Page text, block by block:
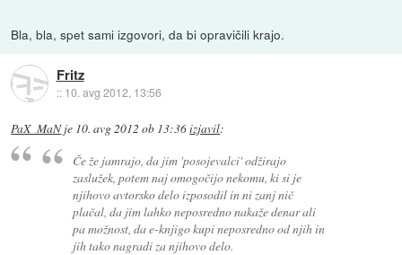
Bla, bla, spet sami izgovori, da bi opravičili krajo.
Fritz
:: 10. avg 2012, 13:56
PaX_MaNje 10. avg 2012 ob 13:36izjavil:
Če že jamrajo, da jim 'posojevalci' odžirajo
zaslužek, potem naj omogočijo nekomu, ki si je
njihovo avtorsko delo izposodil in ni zanj nič
plačal, da jim lahko neposredno nakaže denar ali
pa možnost, da e-knjigo kupi neposredno od njih in
jih tako nagradi za njihovo delo.